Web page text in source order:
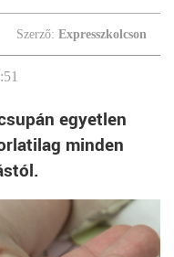
Szerző: Expresszkolcson
egyetlen
minden